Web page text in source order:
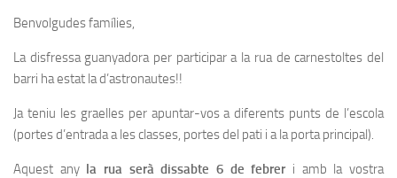
Benvolgudes famílies,
La disfressa guanyadora per participar a la rua de carnestoltes del
barri ha estat la d’astronautes!!
Ja teniu les graelles per apuntar-vos a diferents punts de l’escola
(portes d’entrada a les classes, portes del pati i a la porta principal).
Aquest any la rua serà dissabte 6 de febreri amb la vostra